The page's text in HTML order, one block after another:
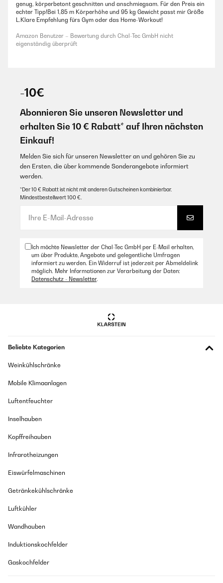
genug, körperbetont geschnitten und anschmiegsam. Für den Preis ein
echter Tipp!Bei 1,85 m Körperhöhe und 95 kg Gewicht passt mir Größe
L.Klare Empfehlung fürs Gym oder das Home-Workout!
Amazon Benutzer – Bewertung durch Chal-Tec GmbH nicht
eigenständig überprüft
-10€
Abonnieren Sie unseren Newsletter und
erhalten Sie 10 € Rabatt* auf Ihren nächsten
Einkauf!
Melden Sie sich für unseren Newsletter an und gehören Sie zu
den Ersten, die über kommende Sonderangebote informiert
werden.
*Der 10 € Rabatt ist nicht mit anderen Gutscheinen kombinierbar.
Mindestbestellwert 100 €.
Ich möchte Newsletter der Chal-Tec GmbH per E-Mail erhalten,
um über Produkte, Angebote und gelegentliche Umfragen
informiert zu werden. Ein Widerruf ist jederzeit per Abmeldelink
möglich. Mehr Informationen zur Verarbeitung der Daten:
Datenschutz - Newsletter.
Beliebte Kategorien
Weinkühlschränke
Mobile Klimaanlagen
Luftentfeuchter
Inselhauben
Kopffreihauben
Infrarotheizungen
Eiswürfelmaschinen
Getränkekühlschränke
Luftkühler
Wandhauben
Induktionskochfelder
Gaskochfelder